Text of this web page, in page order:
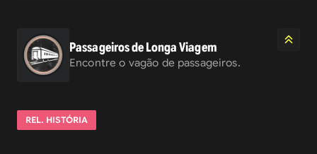
Passageiros de Longa Viagem
Encontre o vagão de passageiros.
REL. HISTÓRIA